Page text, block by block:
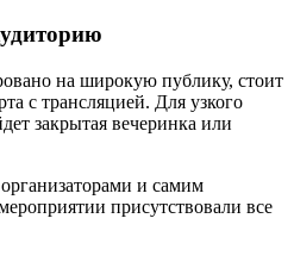
на широкую публику, стоит
с трансляцией. Для узкого
закрытая вечеринка или
и самим
присутствовали все